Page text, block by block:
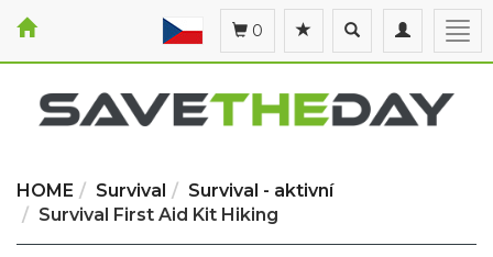
Toggle
navigation
Toggle
search
0
HOME Survival
Survival - aktivní
Survival First Aid Kit Hiking